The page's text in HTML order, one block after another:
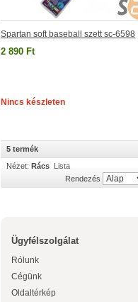
Spartan soft baseball szett sc-6598
2 890 Ft
Nincs készleten
5 termék
Nézet: Rács Lista
Rendezés
Ügyfélszolgálat
Rólunk
Cégünk
Oldaltérkép